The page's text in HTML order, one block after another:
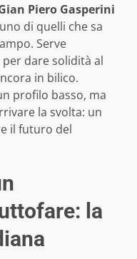
Piero Gasperini
di quelli che sa
Serve
dare solidità al
in bilico.
profilo basso, ma
la svolta: un
il futuro del
la